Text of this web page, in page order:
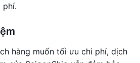
phí.
hàng muốn tối ưu chi phí, dịch